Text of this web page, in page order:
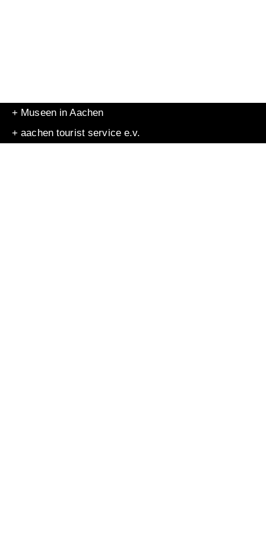
+ Museen in Aachen
+ aachen tourist service e.v.